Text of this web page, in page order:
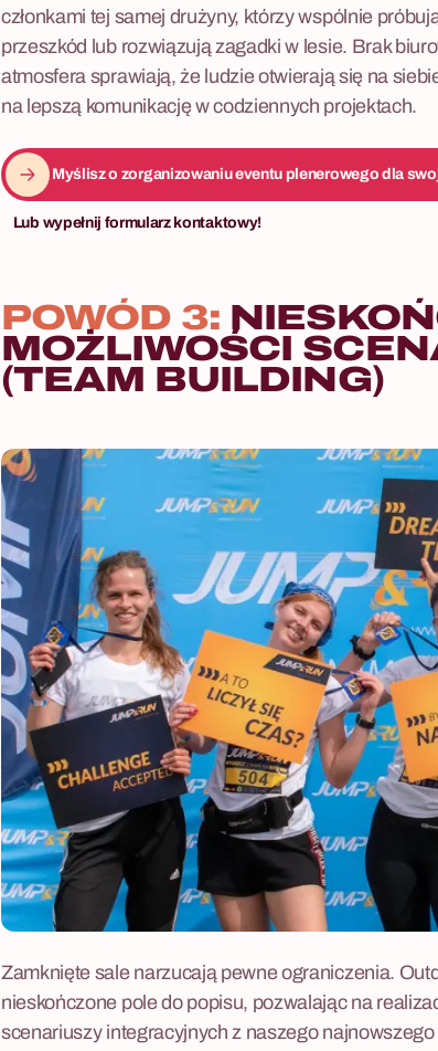
członkami tej samej drużyny, którzy wspólnie
przeszkód lub rozwiązują zagadki w lesie. Brak
atmosfera sprawiają, że ludzie otwierają się na
na lepszą komunikację w codziennych projektach.
Myślisz o zorganizowaniu eventu plenerowego dla
Lub wypełnij formularz kontaktowy!
POWÓD 3:
MOŻLIWOŚCI
(TEAM BUILDING)
Zamknięte sale narzucają pewne ograniczenia.
nieskończone pole do popisu, pozwalając na
scenariuszy integracyjnych z naszego